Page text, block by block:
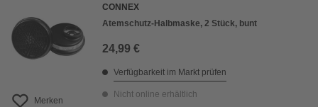
Merken
CONNEX
Atemschutz-Halbmaske, 2 Stück, bunt
24,99 €
Verfügbarkeit im Markt prüfen
Nicht online erhältlich